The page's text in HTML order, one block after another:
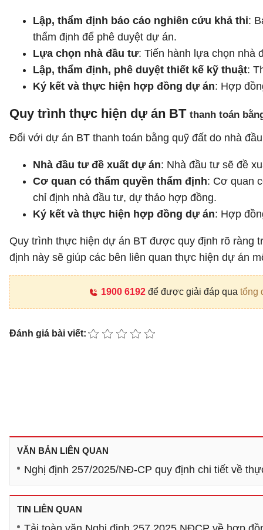
Lập, thẩm định báo cáo nghiên cứu khả thi:
thẩm định để phê duyệt dự án.
Lựa chọn nhà đầu tư: Tiến hành lựa chọn nhà
Lập, thẩm định, phê duyệt thiết kế kỹ thuật:
Ký kết và thực hiện hợp đồng dự án: Hợp
Quy trình thực hiện dự án BT thanh toán
Đối với dự án BT thanh toán bằng quỹ đất do nhà
Nhà đầu tư đề xuất dự án: Nhà đầu tư sẽ đề
Cơ quan có thẩm quyền thẩm định: Cơ quan
chỉ định nhà đầu tư, dự thảo hợp đồng.
Ký kết và thực hiện hợp đồng dự án: Hợp
Quy trình thực hiện dự án BT được quy định rõ ràng
định này sẽ giúp các bên liên quan thực hiện dự án
1900 6192để được giải đáp qua tổng
Đánh giá bài viết:
VĂN BẢN LIÊN QUAN
Nghị định 257/2025/NĐ-CP quy định chi tiết về
TIN LIÊN QUAN